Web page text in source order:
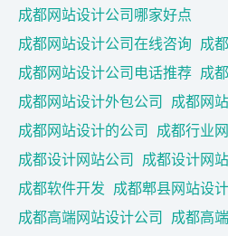
成都网站设计公司哪家好点
成都网站设计公司在线咨询 成
成都网站设计公司电话推荐 成
成都网站设计外包公司 成都网
成都网站设计的公司 成都行业
成都设计网站公司 成都设计网
成都软件开发 成都郫县网站设
成都高端网站设计公司 成都高